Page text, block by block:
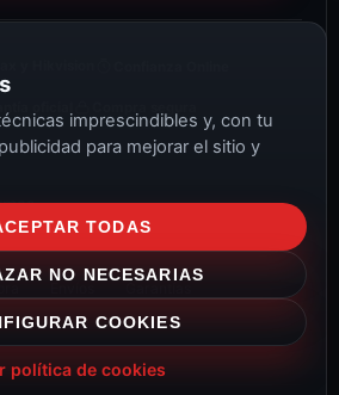
imprescindibles y, con tu
para mejorar el sitio y
TODAS
NO NECESARIAS
COOKIES
política de cookies